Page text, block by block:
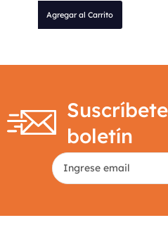
Agregar al Carrito
boletín